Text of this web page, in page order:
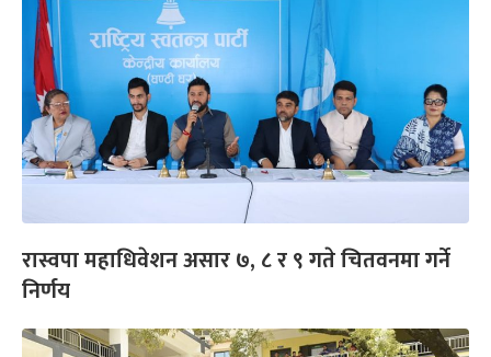
रास्वपा महाधिवेशन असार ७, ८ र ९ गते चितवनमा गर्ने
निर्णय